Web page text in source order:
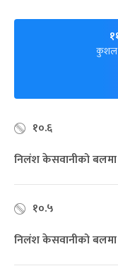
कुशल
१०.६
निलंश केसवानीको
१०.५
निलंश केसवानीको बलमा